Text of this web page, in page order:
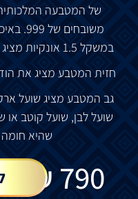
של המטבעה
משובחים של
במשקל
אונקיות מציג
חזית המטבע מציג את
גב המטבע מציג שועל
שועללבן, שועל קוטב או
שהיא חומה
790
₪